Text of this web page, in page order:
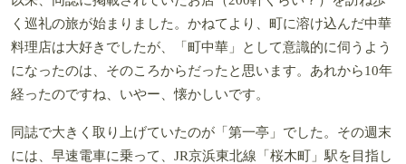
く巡礼の旅が始まりました。かねてより、町に溶け込んだ中華
料理店は大好きでしたが、「町中華」として意識的に伺うよう
になったのは、そのころからだったと思います。あれから10年
経ったのですね、いやー、懐かしいです。
同誌で大きく取り上げていたのが「第一亭」でした。その週末
には、早速電車に乗って、JR京浜東北線「桜木町」駅を目指し